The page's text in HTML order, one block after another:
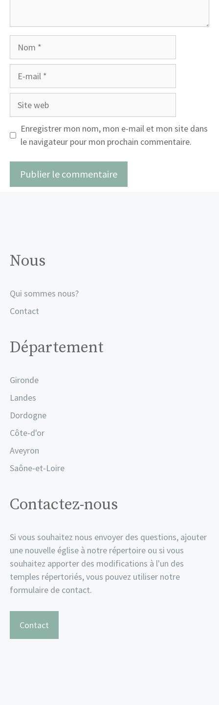
Site
Enregistrer mon nom, mon e-mail et mon site dans
le navigateur pour mon prochain commentaire.
Nous
Qui sommes nous?
Contact
Département
Gironde
Landes
Dordogne
Côte-d'or
Aveyron
Saône-et-Loire
Contactez-nous
Si vous souhaitez nous envoyer des questions, ajouter
une nouvelle église à notre répertoire ou si vous
souhaitez apporter des modifications à l'un des
temples répertoriés, vous pouvez utiliser notre
formulaire de contact.
Contact